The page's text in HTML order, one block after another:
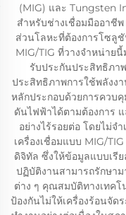
(MIG) และ Tungsten
สำหรับช่างเชื่อมมืออาชี
ส่วนโลหะที่ต้องการโซลูชั
MIG/TIG ที่วางจำหน่าย
รับประกันประสิทธิภา
ประสิทธิภาพการใช้พลังง
หลักประกอบด้วยการควบ
ดันไฟฟ้าได้ตามต้องการ
อย่างไร้รอยต่อ โดยไม่จ
เครื่องเชื่อมแบบ MIG/
ดิจิทัล ซึ่งให้ข้อมูลแบบเรีย
ปฏิบัติงานสามารถรักษา
ต่าง ๆ คุณสมบัติทางเทค
ป้องกันไม่ให้เครื่องร้อนจัด